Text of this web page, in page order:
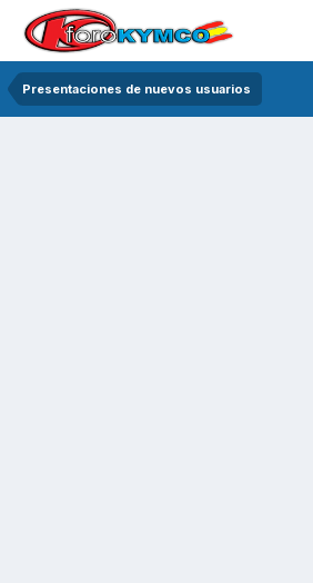
Presentaciones de nuevos usuarios